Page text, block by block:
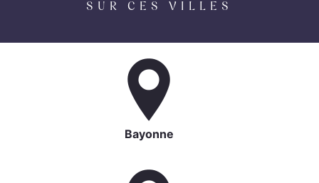
SUR CES VILLES
Bayonne